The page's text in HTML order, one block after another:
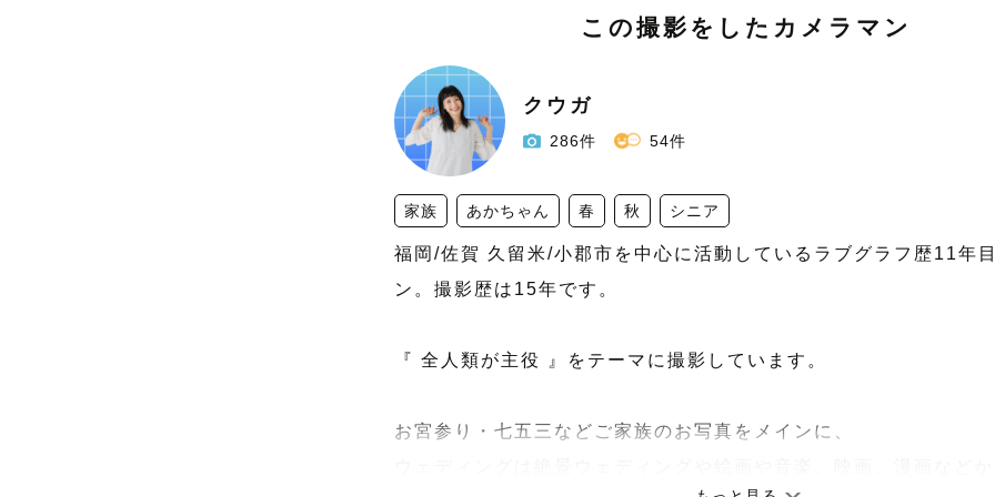
この撮影をしたカメラマン
クウガ
286件 54件
家族 あかちゃん 春 秋 シニア
福岡/佐賀 久留米/小郡市を中心に活動しているラブグラフ歴11年
ン。撮影歴は15年です。
『 全人類が主役 』をテーマに撮影しています。
お宮参り・七五三などご家族のお写真をメインに、